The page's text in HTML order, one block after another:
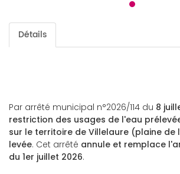
Détails
Par arrêté municipal n°2026/114 du 8
restriction des usages de l'eau
sur le territoire de Villelaure (plaine de
levée. Cet arrêté annule et remplace
du 1er juillet 2026.